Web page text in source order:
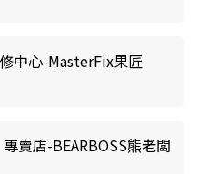
中心-MasterFix果匠
賣店-BEARBOSS熊老闆